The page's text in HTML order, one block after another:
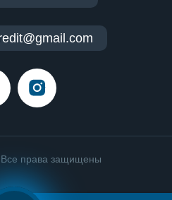
права защищены